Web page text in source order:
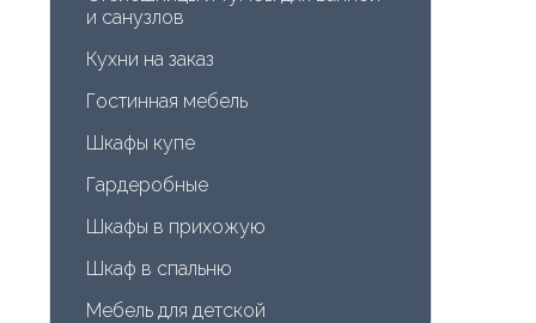
и санузлов
Кухни на заказ
Гостинная мебель
Шкафы купе
Гардеробные
Шкафы в прихожую
Шкаф в спальню
Мебель для детской